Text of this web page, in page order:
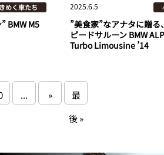
めく車たち
BMW M5
2025.6.5
”美食家”なアナタに贈る
ピードサルーン BMW
Turbo Limousine ’14
... »
最
後 »